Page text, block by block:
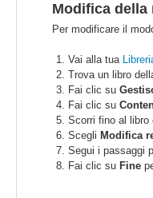
Modifica della
Per modificare il
Vai alla tua
Trova un libro
Fai clic su
Fai clic su
Scorri fino al
Scegli Modifica
Segui i passaggi
Fai clic su Fine